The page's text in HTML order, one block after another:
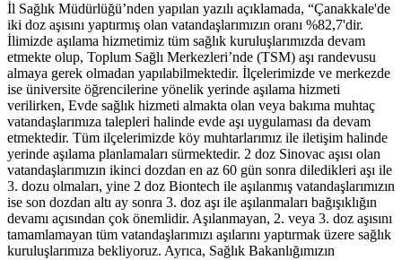
İl Sağlık Müdürlüğü’nden yapılan yazılı açıklamada, “Çanakkale'de
iki doz aşısını yaptırmış olan vatandaşlarımızın oranı %82,7'dir.
İlimizde aşılama hizmetimiz tüm sağlık kuruluşlarımızda devam
etmekte olup, Toplum Sağlı Merkezleri’nde (TSM) aşı randevusu
almaya gerek olmadan yapılabilmektedir. İlçelerimizde ve merkezde
ise üniversite öğrencilerine yönelik yerinde aşılama hizmeti
verilirken, Evde sağlık hizmeti almakta olan veya bakıma muhtaç
vatandaşlarımıza talepleri halinde evde aşı uygulaması da devam
etmektedir. Tüm ilçelerimizde köy muhtarlarımız ile iletişim halinde
yerinde aşılama planlamaları sürmektedir. 2 doz Sinovac aşısı olan
vatandaşlarımızın ikinci dozdan en az 60 gün sonra diledikleri aşı ile
3. dozu olmaları, yine 2 doz Biontech ile aşılanmış vatandaşlarımızın
ise son dozdan altı ay sonra 3. doz aşı ile aşılanmaları bağışıklığın
devamı açısından çok önemlidir. Aşılanmayan, 2. veya 3. doz aşısını
tamamlamayan tüm vatandaşlarımızı aşılarını yaptırmak üzere sağlık
kuruluşlarımıza bekliyoruz. Ayrıca, Sağlık Bakanlığımızın